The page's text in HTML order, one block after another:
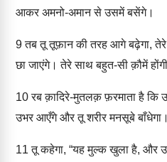
आकर अमनो-अमान से उसमें बसेंगे।
9तब तू तूफ़ान की तरह आगे बढ़ेगा,
छा जाएंगे। तेरे साथ बहुत-सी क़ौमें
10रब क़ादिरे-मुतलक़ फ़रमाता है कि
उभर आएँगे और तू शरीर मनसूबे बाँधेगा।
11 तू कहेगा, “यह मुल्क खुला है, और